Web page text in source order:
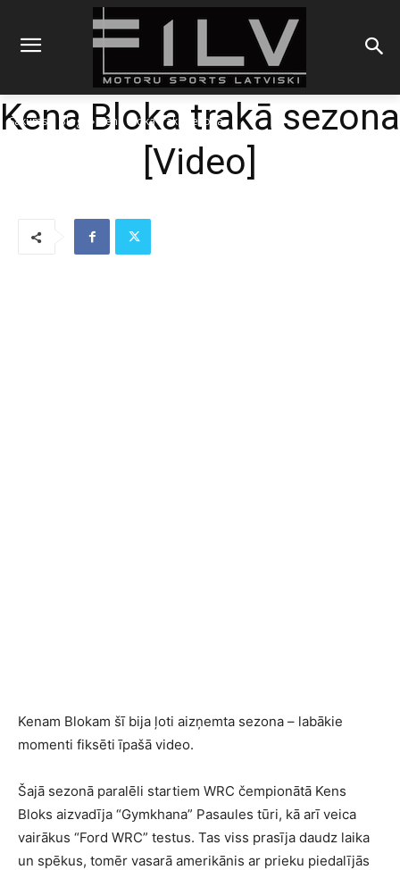
Sākums Blogs Kena Bloka trakā sezona
Kena Bloka trakā sezona
[Video]
Kenam Blokam šī bija ļoti aizņemta sezona – labākie
momenti fiksēti īpašā video.
Šajā sezonā paralēli startiem WRC čempionātā Kens
Bloks aizvadīja “Gymkhana” Pasaules tūri, kā arī veica
vairākus “Ford WRC” testus. Tas viss prasīja daudz laika
un spēkus, tomēr vasarā amerikānis ar prieku piedalījās